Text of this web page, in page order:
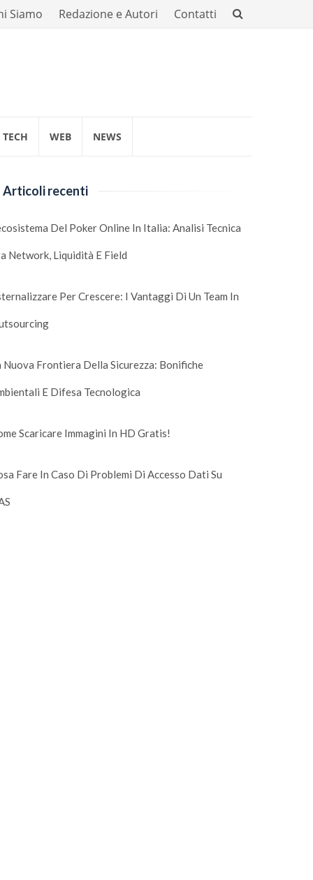
Siamo Redazione e Autori Contatti
TECH WEB NEWS
Articoli recenti
Del Poker Online In Italia: Analisi Tecnica
Network, Liquidità E Field
Per Crescere: I Vantaggi Di Un Team In
Nuova Frontiera Della Sicurezza: Bonifiche
E Difesa Tecnologica
Scaricare Immagini In HD Gratis!
Fare In Caso Di Problemi Di Accesso Dati Su